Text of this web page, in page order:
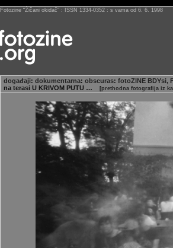
Fotozine “Žičani okidač” : ISSN 1334-0352 : s vama od 6. 6. 1998
događaji: dokumentarna: obscuras: fotoZINE BDYsi,
na terasi U KRIVOM PUTU …
[prethodna fotografija iz